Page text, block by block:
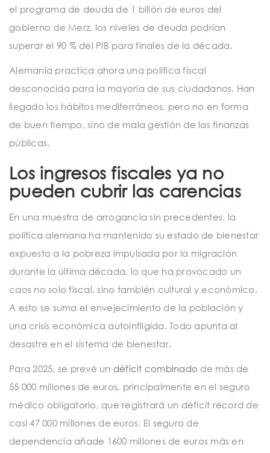
el programa de deuda de 1 billón de euros del
gobierno de Merz, los niveles de deuda podrían
superar el 90 % del PIB para finales de la década.
Alemania practica ahora una política fiscal
desconocida para la mayoría de sus ciudadanos. Han
llegado los hábitos mediterráneos, pero no en forma
de buen tiempo, sino de mala gestión de las finanzas
públicas.
Los ingresos fiscales ya no
pueden cubrir las carencias
En una muestra de arrogancia sin precedentes, la
política alemana ha mantenido su estado de bienestar
expuesto a la pobreza impulsada por la migración
durante la última década, lo que ha provocado un
caos no solo fiscal, sino también cultural y económico.
A esto se suma el envejecimiento de la población y
una crisis económica autoinfligida. Todo apunta al
desastre en el sistema de bienestar.
Para 2025, se prevé un déficit combinado de más de
55 000 millones de euros, principalmente en el seguro
médico obligatorio, que registrará un déficit récord de
casi 47 000 millones de euros. El seguro de
dependencia añade 1600 millones de euros más en